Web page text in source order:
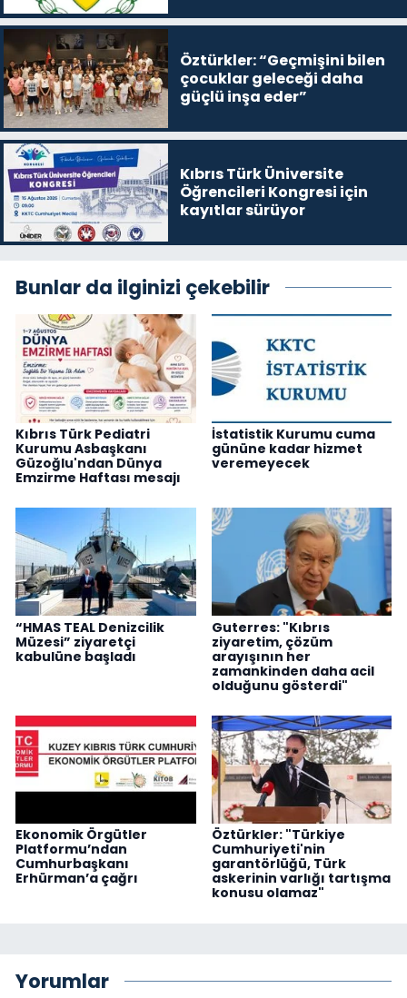
Öztürkler: “Geçmişini bilen
çocuklar geleceği daha
güçlü inşa eder”
Kıbrıs Türk Üniversite
Öğrencileri Kongresi için
kayıtlar sürüyor
Bunlar da ilginizi çekebilir
Kıbrıs Türk Pediatri
Kurumu Asbaşkanı
Güzoğlu'ndan Dünya
Emzirme Haftası mesajı
İstatistik Kurumu cuma
gününe kadar hizmet
veremeyecek
“HMAS TEAL Denizcilik
Müzesi” ziyaretçi
kabulüne başladı
Guterres: "Kıbrıs
ziyaretim, çözüm
arayışının her
zamankinden daha acil
olduğunu gösterdi"
Ekonomik Örgütler
Platformu’ndan
Cumhurbaşkanı
Erhürman’a çağrı
Öztürkler: "Türkiye
Cumhuriyeti'nin
garantörlüğü, Türk
askerinin varlığı tartışma
konusu olamaz"
Yorumlar